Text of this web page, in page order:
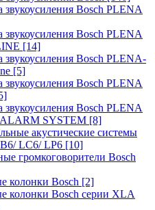
звукоусиления Bosch PLENA
звукоусиления Bosch PLENA
[14]
звукоусиления Bosch PLENA-
[5]
звукоусиления Bosch PLENA
звукоусиления Bosch PLENA
SYSTEM [8]
акустические системы
LC6/ LP6 [10]
громкоговорители Bosch
колонки Bosch [2]
колонки Bosch серии XLA